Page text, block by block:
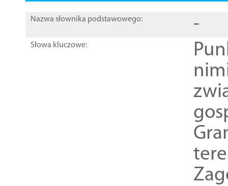
Nazwa słownika podstawowego: -
Słowa kluczowe: